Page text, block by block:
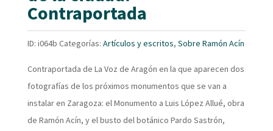
Contraportada
ID: i064b Categorías: Artículos y escritos, Sobre Ramón Acín
Contraportada de La Voz de Aragón en la que aparecen dos
fotografías de los próximos monumentos que se van a
instalar en Zaragoza: el Monumento a Luis López Allué, obra
de Ramón Acín, y el busto del botánico Pardo Sastrón,